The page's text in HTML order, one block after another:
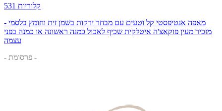
531 קלוריות
מאפה אנטיפסטי קל וטעים עם מבחר ירקות בשמן זית וחומץ בלסמי -
מזכיר מעין פוקאצ'ה איטלקית שכיף לאכול כמנה ראשונה או כמנה בפני
עצמה
- פרסומת -